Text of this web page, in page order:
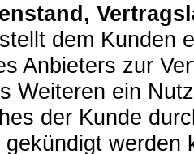
dem Kunden
Anbieters zur
Weiteren ein
der Kunde
werden